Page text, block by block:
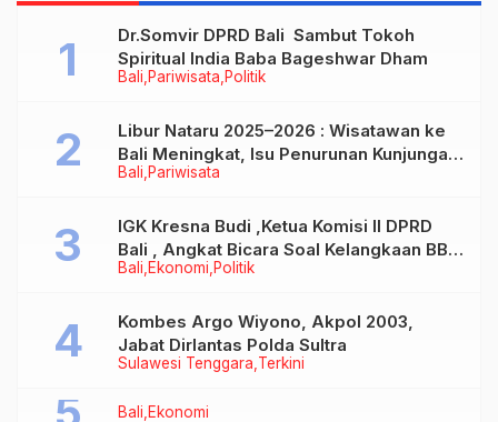
Bali Pariwisata Politik
Dr.Somvir DPRD Bali Sambut Tokoh
Spiritual India Baba Bageshwar Dham
Bali Pariwisata
Libur Nataru 2025–2026 : Wisatawan ke
Bali Meningkat, Isu Penurunan Kunjungan
Tidak Benar
Bali Ekonomi Politik
IGK Kresna Budi ,Ketua Komisi II DPRD
Bali , Angkat Bicara Soal Kelangkaan BBM
Bersubsidi Jenis Solar
Sulawesi Tenggara Terkini
Kombes Argo Wiyono, Akpol 2003,
Jabat Dirlantas Polda Sultra
Bali Ekonomi